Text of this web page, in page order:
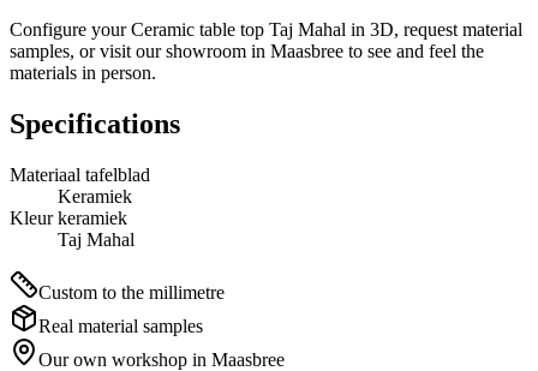
Configure your Ceramic table top Taj Mahal in 3D, request material
samples, or visit our showroom in Maasbree to see and feel the
materials in person.
Specifications
Materiaal tafelblad
Keramiek
Kleur keramiek
Taj Mahal
Custom to the millimetre
Real material samples
Our own workshop in Maasbree